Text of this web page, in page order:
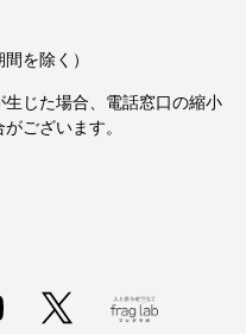
を除く）
じた場合、電話窓口の縮小
ございます。